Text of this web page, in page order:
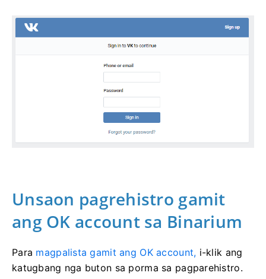
Unsaon pagrehistro gamit
ang OK account sa Binarium
Para magpalista gamit ang OK account, i-klik ang
katugbang nga buton sa porma sa pagparehistro.